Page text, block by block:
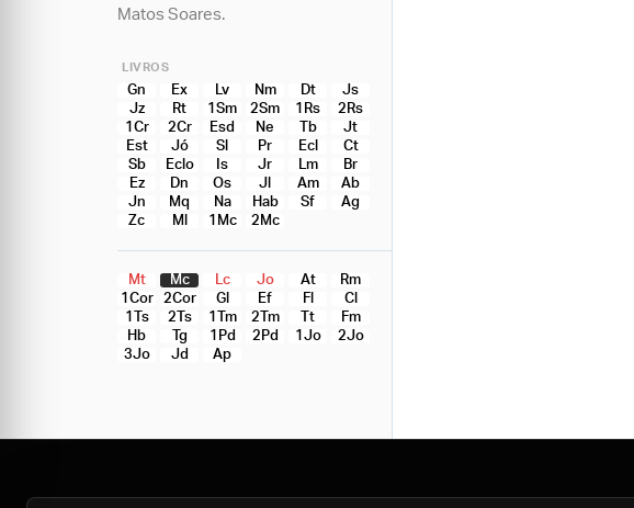
Matos Soares.
LIVROS
Gn Ex Lv Nm Dt
Js
Jz
Rt 1Sm 2Sm 1Rs
2Rs
1Cr
2Cr Esd Ne Tb
Jt
Est
Jó Sl Pr Ecl
Ct
Sb
Eclo Is Jr Lm
Br
Ez
Dn Os Jl Am
Ab
Jn
Mq Na Hab Sf
Ag
Zc
Ml 1Mc 2Mc
Mt Mc Lc Jo At
Rm
1Cor
2Cor Gl Ef Fl
Cl
1Ts
2Ts 1Tm 2Tm Tt
Fm
Hb
Tg 1Pd 2Pd 1Jo
2Jo
3Jo
Jd Ap